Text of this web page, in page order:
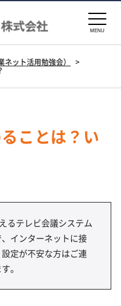
MENU
ット活用勉強会）
>
ことは？い
るテレビ会議システム
インターネットに接
定が不安な方はご連
。